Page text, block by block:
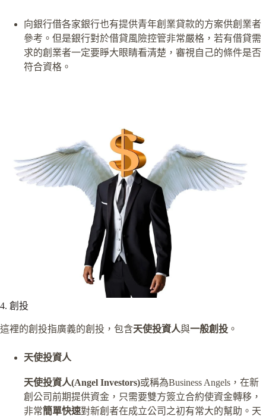
向銀行借各家銀行也有提供青年創業貸款的方案供創業者
參考。但是銀行對於借貸風險控管非常嚴格，若有借貸需
求的創業者一定要睜大眼睛看清楚，審視自己的條件是否
符合資格。
4. 創投
這裡的創投指廣義的創投，包含天使投資人與一般創投 。
天使投資人
天使投資人(Angel Investors)或稱為Business Angels，在新
創公司前期提供資金，只需要雙方簽立合約使資金轉移，
非常簡單快速對新創者在成立公司之初有常大的幫助。天